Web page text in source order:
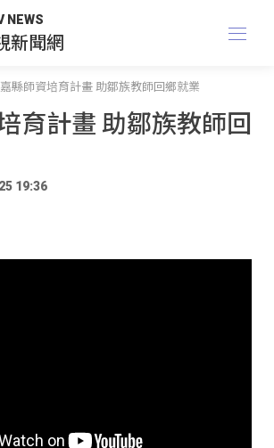
NEWS
新聞網
嘉縣師資培育計畫 助鄒族教師回鄉就業
育計畫 助鄒族教師回
19:36